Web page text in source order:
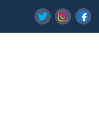
113 projeye dev